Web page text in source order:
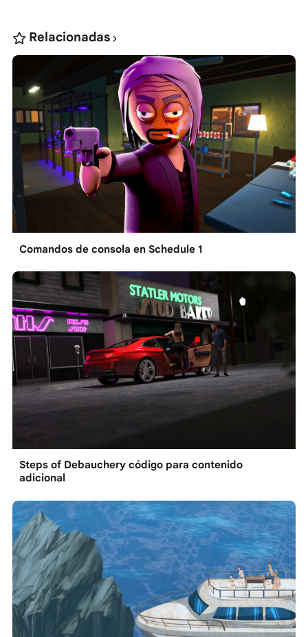
Relacionadas
Comandos de consola en Schedule 1
Steps of Debauchery código para contenido
adicional